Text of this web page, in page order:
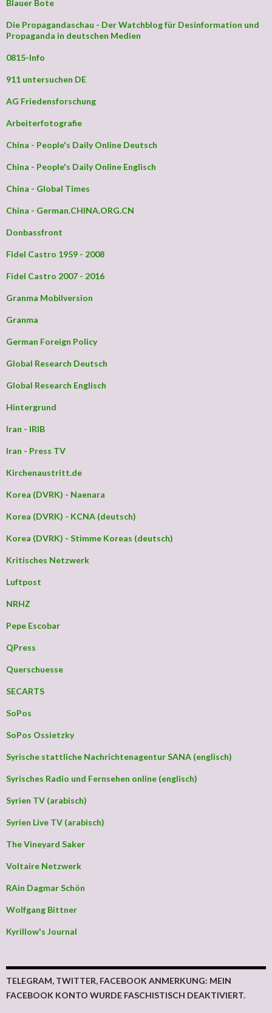
Blauer Bote
Die Propagandaschau - Der Watchblog für Desinformation und
Propaganda in deutschen Medien
0815-Info
911 untersuchen DE
AG Friedensforschung
Arbeiterfotografie
China - People's Daily Online Deutsch
China - People's Daily Online Englisch
China - Global Times
China - German.CHINA.ORG.CN
Donbassfront
Fidel Castro 1959 - 2008
Fidel Castro 2007 - 2016
Granma Mobilversion
Granma
German Foreign Policy
Global Research Deutsch
Global Research Englisch
Hintergrund
Iran - IRIB
Iran - Press TV
Kirchenaustritt.de
Korea (DVRK) - Naenara
Korea (DVRK) - KCNA (deutsch)
Korea (DVRK) - Stimme Koreas (deutsch)
Kritisches Netzwerk
Luftpost
NRHZ
Pepe Escobar
QPress
Querschuesse
SECARTS
SoPos
SoPos Ossietzky
Syrische stattliche Nachrichtenagentur SANA (englisch)
Syrisches Radio und Fernsehen online (englisch)
Syrien TV (arabisch)
Syrien Live TV (arabisch)
The Vineyard Saker
Voltaire Netzwerk
RAin Dagmar Schön
Wolfgang Bittner
Kyrillow's Journal
TELEGRAM, TWITTER, FACEBOOK ANMERKUNG: MEIN
FACEBOOK KONTO WURDE FASCHISTISCH DEAKTIVIERT.